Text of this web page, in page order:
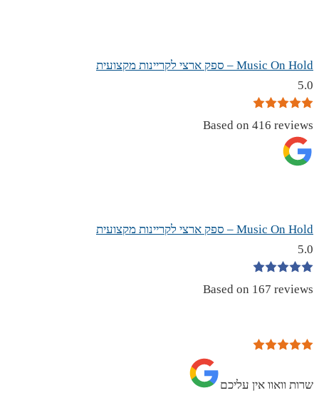
Music On Hold – ספק ארצי לקריינות מקצועית
5.0
Based on 416 reviews
Music On Hold – ספק ארצי לקריינות מקצועית
5.0
Based on 167 reviews
שרות וואוו אין עליכם